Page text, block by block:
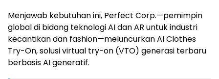
Menjawab kebutuhan ini, Perfect Corp.—pemimpin
global di bidang teknologi AI dan AR untuk industri
kecantikan dan fashion—meluncurkan AI Clothes
Try-On, solusi virtual try-on (VTO) generasi terbaru
berbasis AI generatif.